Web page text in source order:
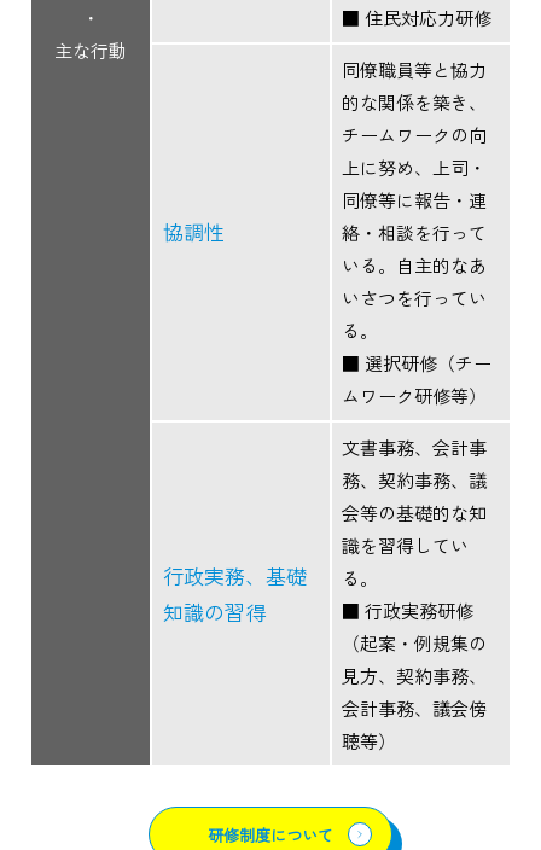
・
主な行動
■ 住民対応力研修
協調性
同僚職員等と協力
的な関係を築き、
チームワークの向
上に努め、上司・
同僚等に報告・連
絡・相談を行って
いる。自主的なあ
いさつを行ってい
る。
■ 選択研修（チー
ムワーク研修等）
行政実務、基礎
知識の習得
文書事務、会計事
務、契約事務、議
会等の基礎的な知
識を習得してい
る。
■ 行政実務研修
（起案・例規集の
見方、契約事務、
会計事務、議会傍
聴等）
研修制度について